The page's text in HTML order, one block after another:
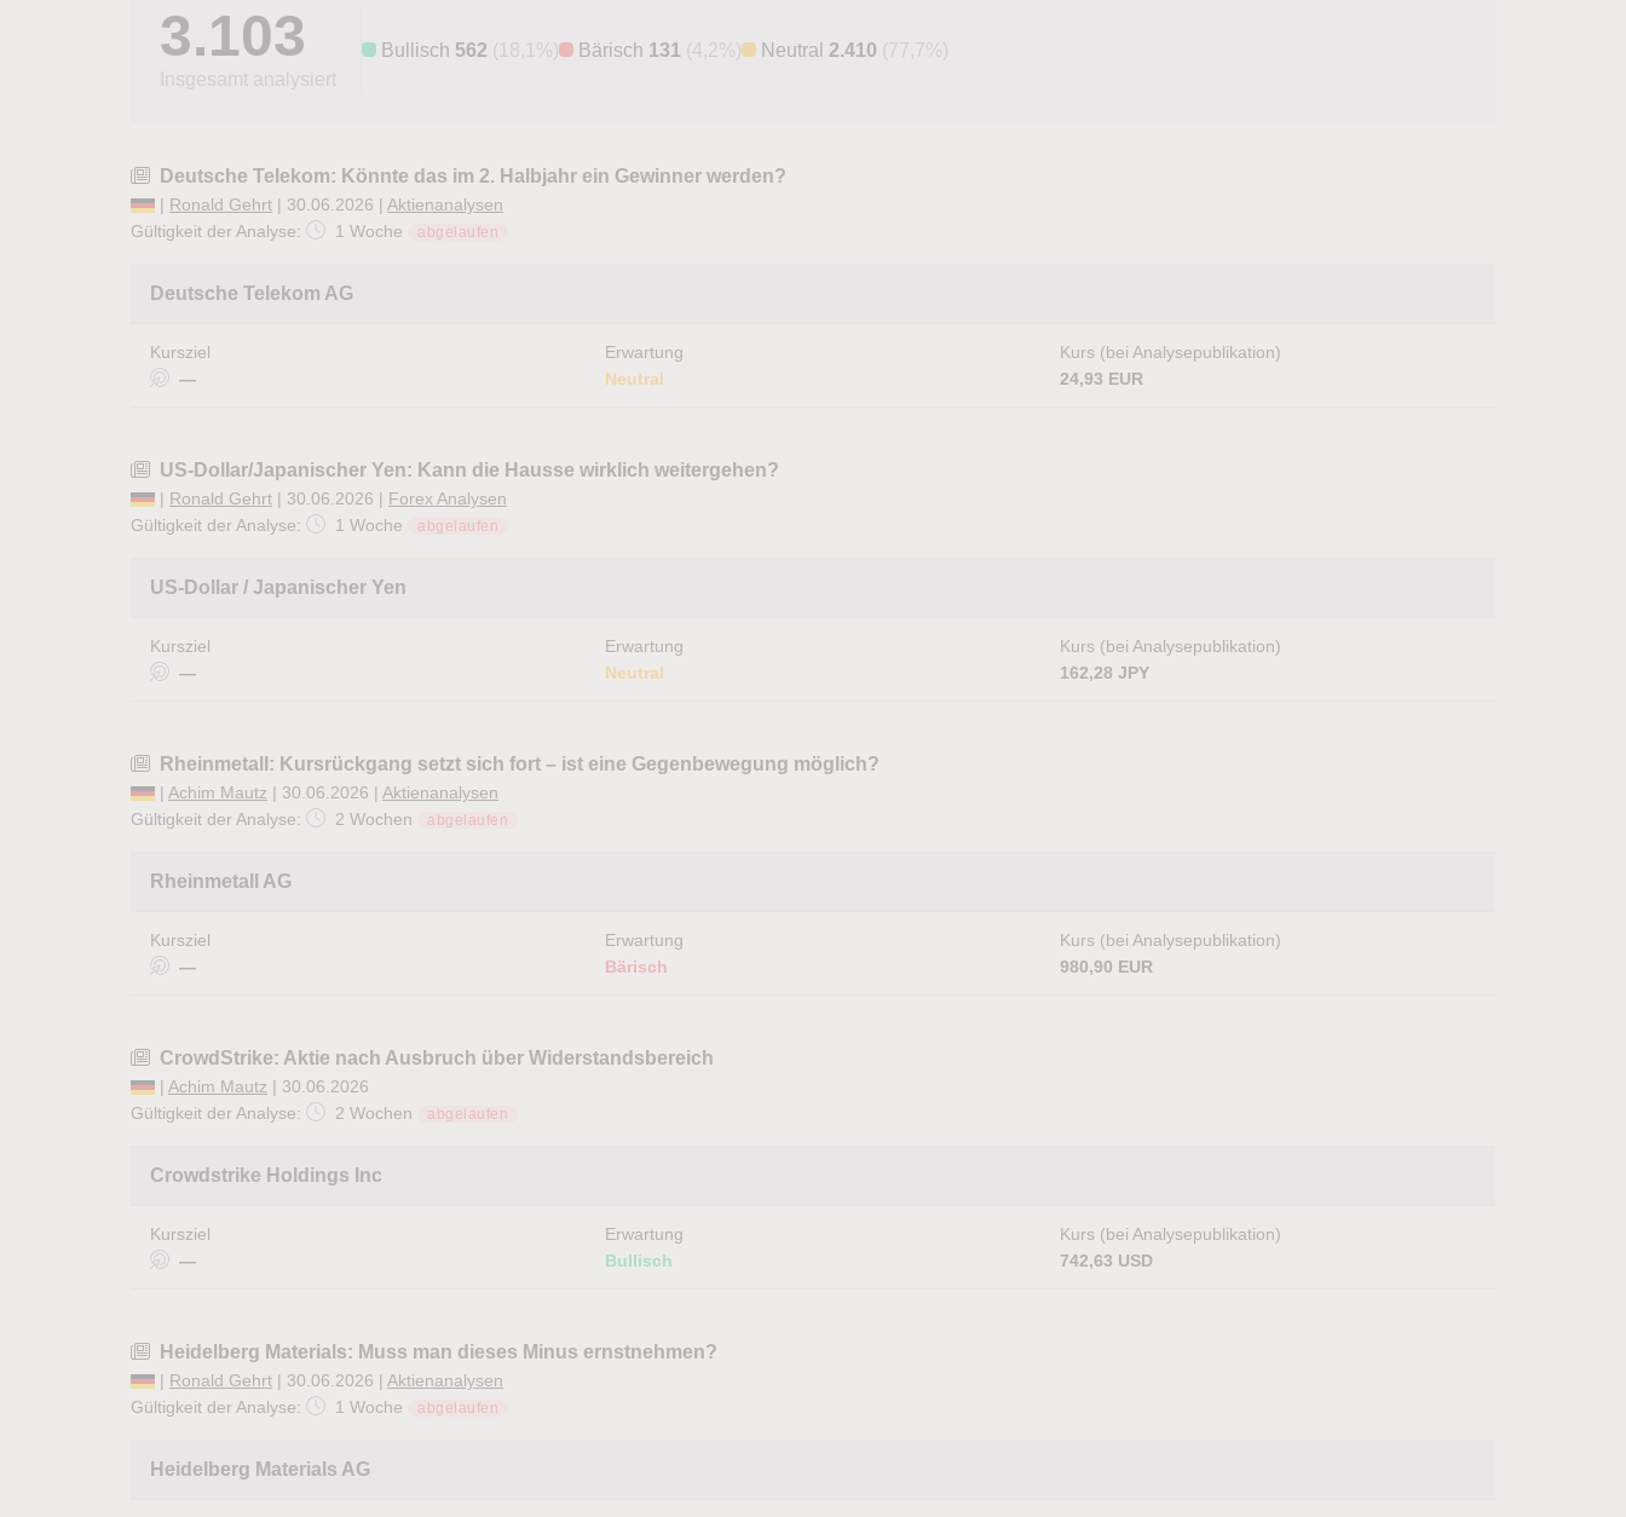
3.103
Insgesamt analysiert
Bullisch 562 (18,1%) Bärisch 131 (4,2%) Neutral 2.410 (77,7%)
Deutsche Telekom: Könnte das im 2. Halbjahr ein Gewinner werden?
| Ronald Gehrt | 30.06.2026 | Aktienanalysen
Gültigkeit der Analyse:
1 Woche abgelaufen
Deutsche Telekom AG
Kursziel
—
Erwartung
Neutral
Kurs (bei Analysepublikation)
24,93 EUR
US-Dollar/Japanischer Yen: Kann die Hausse wirklich weitergehen?
| Ronald Gehrt | 30.06.2026 | Forex Analysen
Gültigkeit der Analyse:
1 Woche abgelaufen
US-Dollar / Japanischer Yen
Kursziel
—
Erwartung
Neutral
Kurs (bei Analysepublikation)
162,28 JPY
Rheinmetall: Kursrückgang setzt sich fort – ist eine Gegenbewegung möglich?
| Achim Mautz | 30.06.2026 | Aktienanalysen
Gültigkeit der Analyse:
2 Wochen abgelaufen
Rheinmetall AG
Kursziel
—
Erwartung
Bärisch
Kurs (bei Analysepublikation)
980,90 EUR
CrowdStrike: Aktie nach Ausbruch über Widerstandsbereich
| Achim Mautz | 30.06.2026
Gültigkeit der Analyse:
2 Wochen abgelaufen
Crowdstrike Holdings Inc
Kursziel
—
Erwartung
Bullisch
Kurs (bei Analysepublikation)
742,63 USD
Heidelberg Materials: Muss man dieses Minus ernstnehmen?
| Ronald Gehrt | 30.06.2026 | Aktienanalysen
Gültigkeit der Analyse:
1 Woche abgelaufen
Heidelberg Materials AG